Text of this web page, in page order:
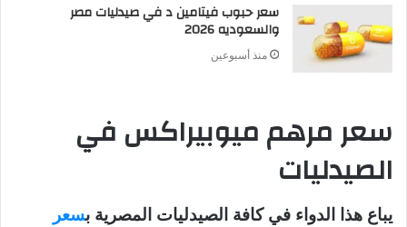
سعر حبوب فيتامين د في صيدليات مصر
والسعوديه 2026
منذ أسبوعين
سعر مرهم ميوبيراكس في
الصيدليات
يباع هذا الدواء في كافة الصيدليات المصرية بسعر